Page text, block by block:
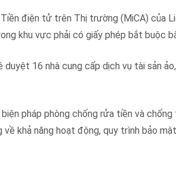
điện tử trên Thị trường (MiCA) của
khu vực phải có giấy phép bắt buộc
16 nhà cung cấp dịch vụ tài sản
pháp phòng chống rửa tiền và
khả năng hoạt động, quy trình bảo